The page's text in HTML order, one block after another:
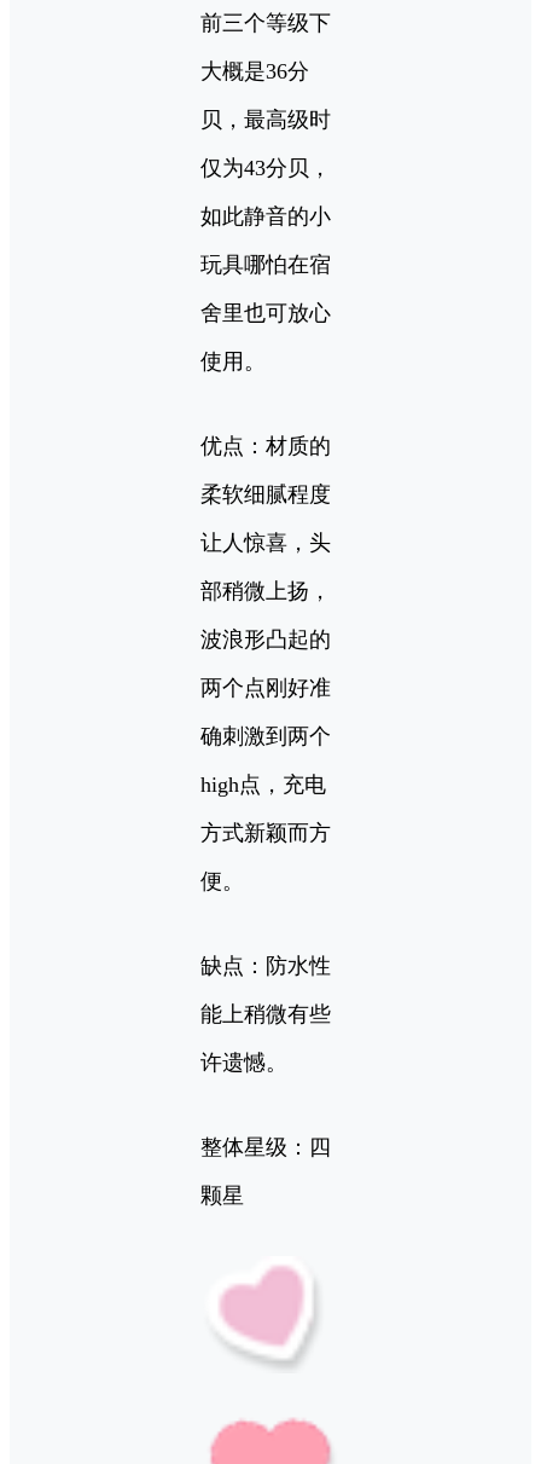
前三个等级下
大概是36分
贝，最高级时
仅为43分贝，
如此静音的小
玩具哪怕在宿
舍里也可放心
使用。
优点：材质的
柔软细腻程度
让人惊喜，头
部稍微上扬，
波浪形凸起的
两个点刚好准
确刺激到两个
high点，充电
方式新颖而方
便。
缺点：防水性
能上稍微有些
许遗憾。
整体星级：四
颗星